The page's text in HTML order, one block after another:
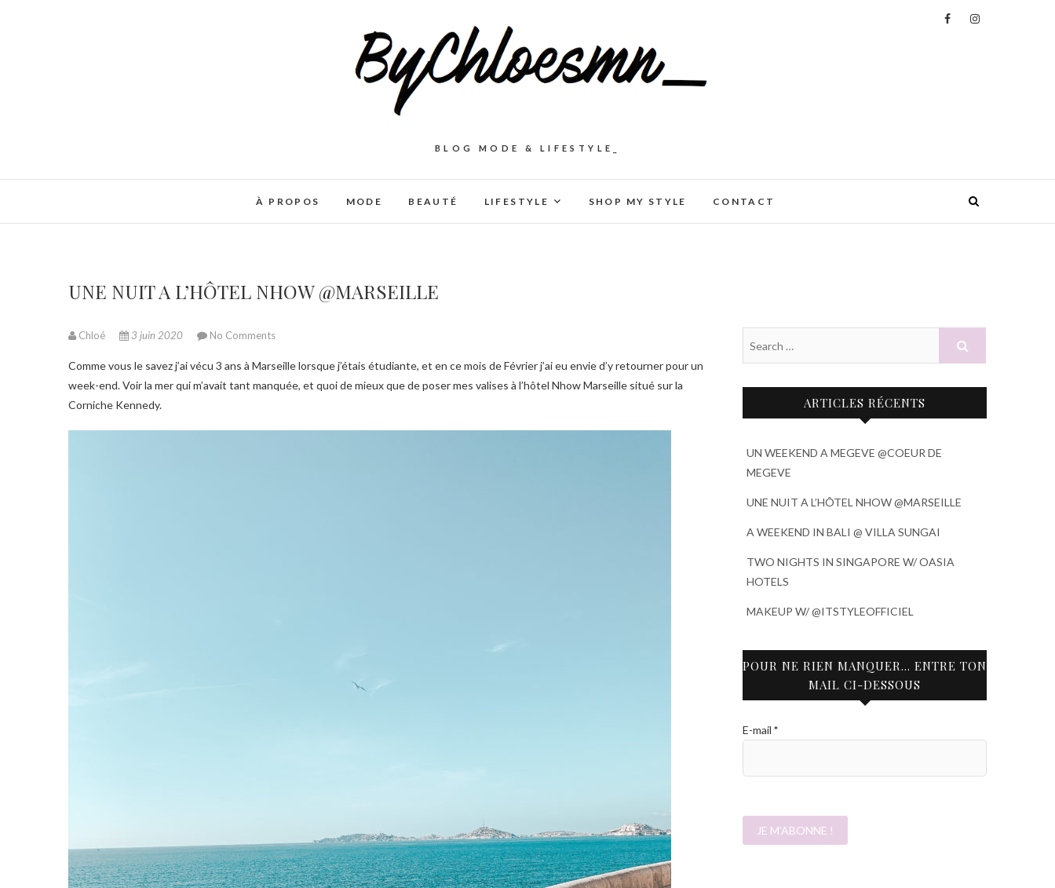
BLOG MODE & LIFESTYLE_
À PROPOS MODE BEAUTÉ LIFESTYLE SHOP MY STYLE CONTACT
UNE NUIT A L’HÔTEL NHOW @MARSEILLE
Chloé 3 juin 2020 No Comments
Comme vous le savez j’ai vécu 3 ans à Marseille lorsque j’étais étudiante, et en ce mois de Février j’ai eu envie d’y retourner pour un
week-end. Voir la mer qui m’avait tant manquée, et quoi de mieux que de poser mes valises à l’hôtel Nhow Marseille situé sur la
Corniche Kennedy.
ARTICLES RÉCENTS
UN WEEKEND A MEGEVE @COEUR DE
MEGEVE
UNE NUIT A L’HÔTEL NHOW @MARSEILLE
A WEEKEND IN BALI @ VILLA SUNGAI
TWO NIGHTS IN SINGAPORE W/ OASIA
HOTELS
MAKEUP W/ @ITSTYLEOFFICIEL
POUR NE RIEN MANQUER… ENTRE TON
MAIL CI-DESSOUS
E-mail *